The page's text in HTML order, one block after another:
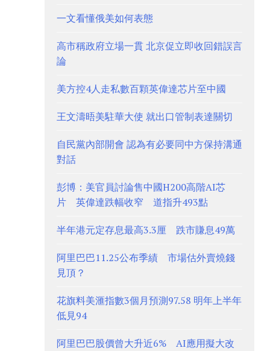
一文看懂俄美如何表態
高市稱政府立場一貫 北京促立即收回錯誤言
論
美方控4人走私數百顆英偉達芯片至中國
王文濤晤美駐華大使 就出口管制表達關切
自民黨內部開會 認為有必要同中方保持溝通
對話
彭博：美官員討論售中國H200高階AI芯
片 英偉達跌幅收窄 道指升493點
半年港元定存息最高3.3厘 跌市賺息49萬
阿里巴巴11.25公布季績 市場估外賣燒錢
見頂？
花旗料美滙指數3個月預測97.58 明年上半年
低見94
阿里巴巴股價曾大升近6% AI應用擬大改